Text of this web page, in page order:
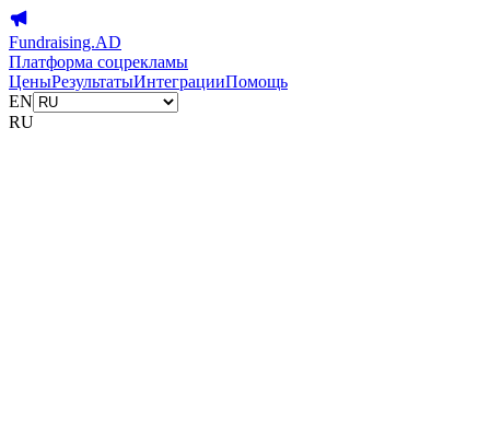
Fundraising.AD
Платформа соцрекламы
ЦеныРезультатыИнтеграцииПомощь
EN
RU